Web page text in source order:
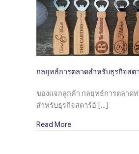
กลยุทธ์การตลาดสำหรับธุรกิจสต
ของแจกลูกค้า กลยุทธ์การตลาด
สำหรับธุรกิจสตาร์อั […]
Read Moreabout กลยุทธ์การตล